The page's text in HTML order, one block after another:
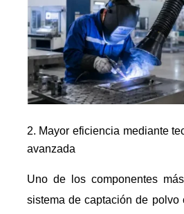
Mayor eficiencia mediante
avanzada
Uno de los componentes
sistema de captación de polvo